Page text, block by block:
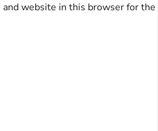
and website in this browser for the